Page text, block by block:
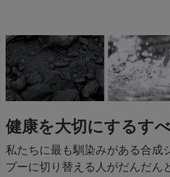
健康を大切にするす
私たちに最も馴染みがある合成
プーに切り替える人がだんだん